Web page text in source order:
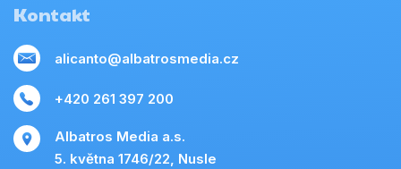
Kontakt
alicanto@albatrosmedia.cz
+420 261 397 200
Albatros Media a.s.
5. května 1746/22, Nusle